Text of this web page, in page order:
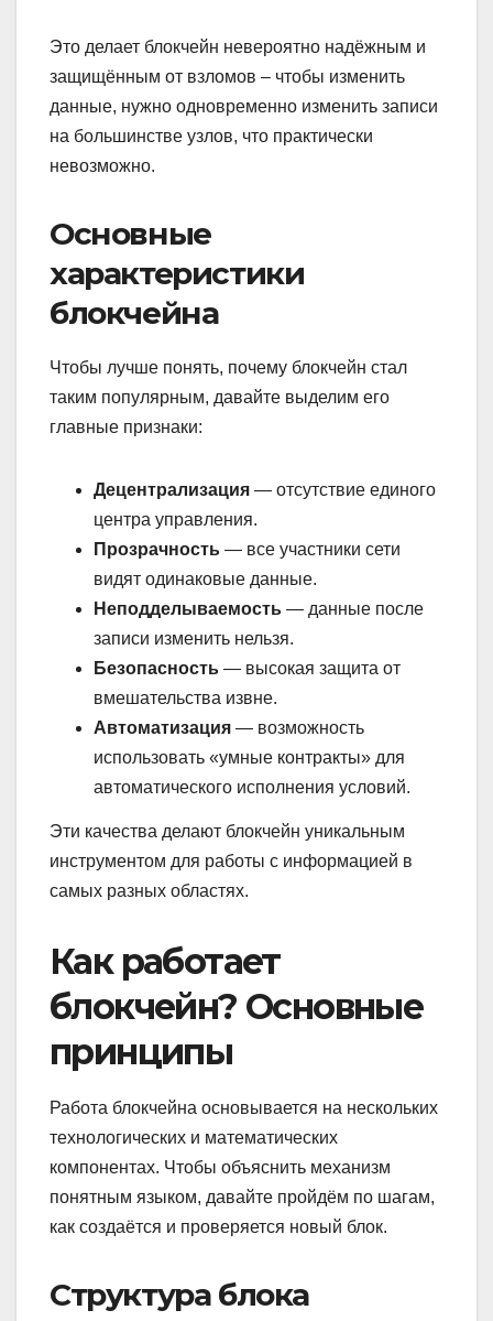
Это делает блокчейн невероятно надёжным и
защищённым от взломов – чтобы изменить
данные, нужно одновременно изменить записи
на большинстве узлов, что практически
невозможно.
Основные
характеристики
блокчейна
Чтобы лучше понять, почему блокчейн стал
таким популярным, давайте выделим его
главные признаки:
Децентрализация — отсутствие единого
центра управления.
Прозрачность — все участники сети
видят одинаковые данные.
Неподделываемость — данные после
записи изменить нельзя.
Безопасность — высокая защита от
вмешательства извне.
Автоматизация — возможность
использовать «умные контракты» для
автоматического исполнения условий.
Эти качества делают блокчейн уникальным
инструментом для работы с информацией в
самых разных областях.
Как работает
блокчейн? Основные
принципы
Работа блокчейна основывается на нескольких
технологических и математических
компонентах. Чтобы объяснить механизм
понятным языком, давайте пройдём по шагам,
как создаётся и проверяется новый блок.
Структура блока